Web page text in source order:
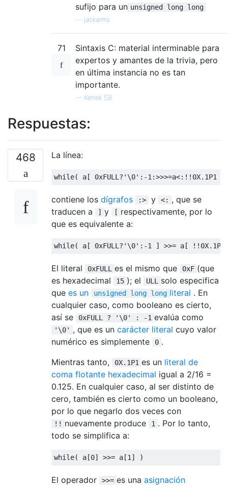
sufijo para un unsigned long long
jackarms
71
Sintaxis C: material interminable para
expertos y amantes de la trivia, pero
en última instancia no es tan
importante.
— Kerrek SB
Respuestas:
468 La línea:
while( a[ 0xFULL ? '\0' :-1 :>>>=a<:!! 0X. 1P1
contiene los dígrafos :> y <: , que se
traducen a
] y [ respectivamente, por lo
que es equivalente a:
while( a[ 0xFULL ? '\0' :-1 ] >>= a[ !! 0X. 1P1
El literal 0xFULL es el mismo que 0xF (que
es hexadecimal
15 ); el ULL
solo especifica
que es un unsigned long long literal . En
cualquier caso, como booleano es cierto,
así se
0xFULL ? '\0' : -1 evalúa como
'\0' , que es un carácter literal cuyo valor
numérico es simplemente
0 .
Mientras tanto,
0X.1P1 es un literal de
coma flotante hexadecimal igual a 2/16 =
0.125. En cualquier caso, al ser distinto de
cero, también es cierto como un booleano,
por lo que negarlo dos veces con
!! nuevamente produce 1 . Por lo tanto,
todo se simplifica a:
while( a[0] >>= a[1 ] )
El operador >>= es una asignación